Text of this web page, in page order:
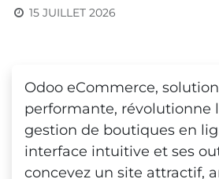
15 JUILLET 2026
Odoo eCommerce,
performante, révolutionne
gestion de boutiques en
interface intuitive et ses
concevez un site attractif,